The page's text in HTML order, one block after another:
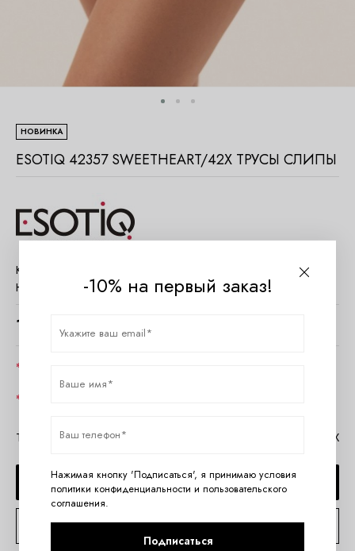
НОВИНКА
ESOTIQ 42357 SWEETHEART/42X ТРУСЫ СЛИПЫ
Код товара:
Наличие:
Нет в наличии
1730 руб.
Таблица размеров Esotiq Помощь в MAX
СООБЩИТЬ О ПОСТУПЛЕНИИ
КОНСУЛЬТАЦИЯ ПО TELEGRAM
-10% на первый заказ!
Нажимая кнопку 'Подписаться', я принимаю условия
политики конфиденциальности и пользовательского
соглашения.
Подписаться